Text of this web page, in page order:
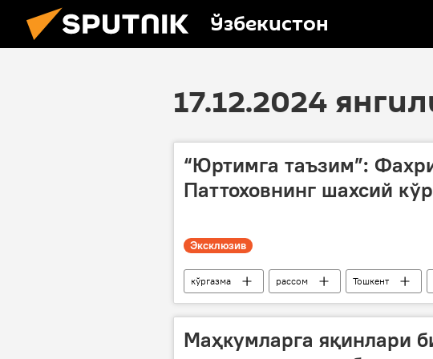
Ўзбекистон
17.12.2024
“Юртимга таъзим”:
Паттоховнинг шахсий
Эксклюзив
кўргазма рассом Тошкент
Фото
Маҳкумларга яқинлари